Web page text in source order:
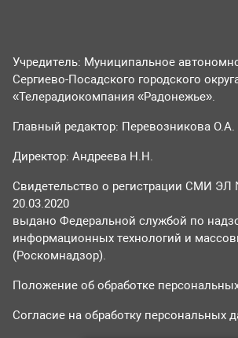
Учредитель: Муниципальное
Сергиево-Посадского городского
«Телерадиокомпания «Радонежье».
Главный редактор: Перевозникова О.А.
Директор: Андреева Н.Н.
Свидетельство о регистрации СМИ ЭЛ
20.03.2020
выдано Федеральной службой по
информационных технологий и
(Роскомнадзор).
Положение об обработке
Согласие на обработку персональных